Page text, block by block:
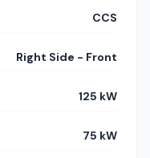
CCS
Right Side - Front
125 kW
75 kW